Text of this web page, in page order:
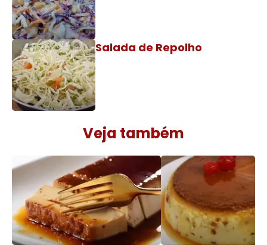
Salada de Repolho
Veja também